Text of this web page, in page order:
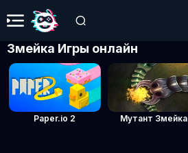
Змейка Игры онлайн
Paper.io 2 Мутант Змейка